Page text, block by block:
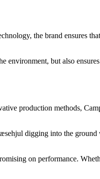
the brand ensures
but also
production methods,
digging into the
on performance.